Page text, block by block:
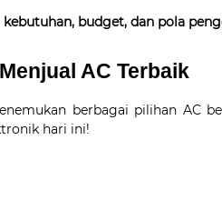
kebutuhan, budget, dan pola
AC Terbaik
berbagai pilihan AC
hari ini!